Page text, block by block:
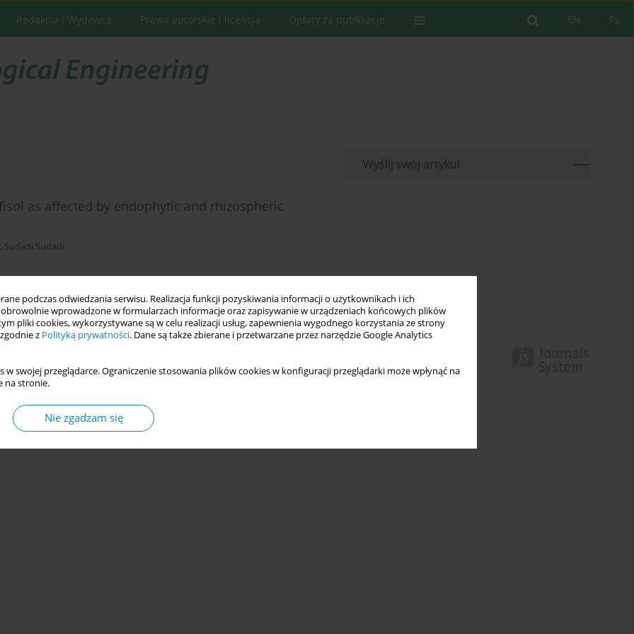
podczas odwiedzania serwisu. Realizacja funkcji pozyskiwania informacji o użytkownikach i ich
wprowadzone w formularzach informacje oraz zapisywanie w urządzeniach końcowych plików
pliki cookies, wykorzystywane są w celu realizacji usług, zapewnienia wygodnego korzystania ze strony
z Polityką prywatności. Dane są także zbierane i przetwarzane przez narzędzie Google Analytics
w swojej przeglądarce. Ograniczenie stosowania plików cookies w konfiguracji przeglądarki może wpłynąć na
na stronie.
Nie zgadzam się
PL
EN
Redakcja i Wydawca Prawa autorskie i licencja Opłaty za publikacje
as affected by endophytic and rhizospheric
, Sudadi Sudadi
Statystyki
Wyślij swój artykuł
© 2006-2026 Journal hosting platform by